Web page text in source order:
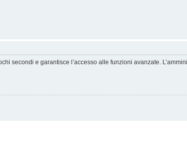
secondi e garantisce l’accesso alle funzioni avanzate.